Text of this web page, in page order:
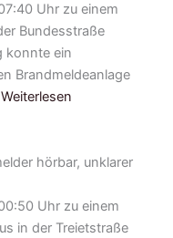
Uhr zu einem
Bundesstraße
konnte ein
Brandmeldeanlage
Weiterlesen
hörbar, unklarer
Uhr zu einem
in der Treietstraße